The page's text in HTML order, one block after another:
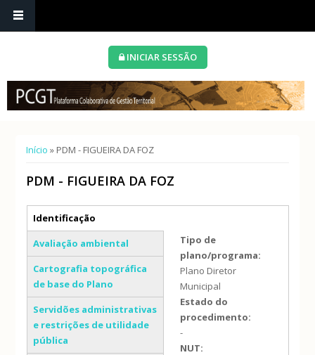
INICIAR SESSÃO
Está aqui
Início » PDM - FIGUEIRA DA FOZ
PDM - FIGUEIRA DA FOZ
Separadores verticais
Identificação
(separador ativo)
Avaliação ambiental
Cartografia topográfica
de base do Plano
Servidões administrativas
e restrições de utilidade
pública
Tipo de
plano/programa:
Plano Diretor
Municipal
Estado do
procedimento:
-
NUT: